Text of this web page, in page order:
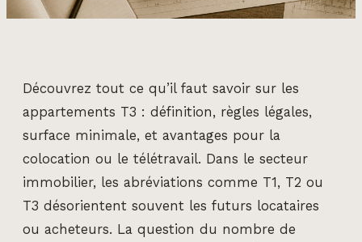
Découvrez tout ce qu’il faut savoir sur les
appartements T3 : définition, règles légales,
surface minimale, et avantages pour la
colocation ou le télétravail. Dans le secteur
immobilier, les abréviations comme T1, T2 ou
T3 désorientent souvent les futurs locataires
ou acheteurs. La question du nombre de